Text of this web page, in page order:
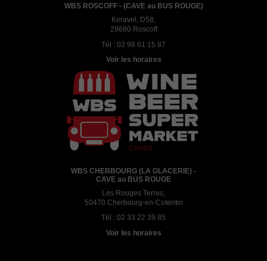
WBS ROSCOFF - (CAVE au BUS ROUGE)
Keravel, D58,
29680 Roscoff
Tél : 02 98 61 15 87
Voir les horaires
WBS CHERBOURG (LA GLACERIE) -
CAVE au BUS ROUGE
Les Rouges Terres,
50470 Cherbourg-en-Cotentin
Tél : 02 33 22 39 85
Voir les horaires